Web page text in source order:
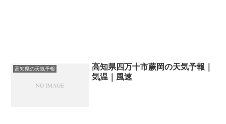
高知県の天気予報
高知県四万十市蕨岡の天気予報｜
気温｜風速